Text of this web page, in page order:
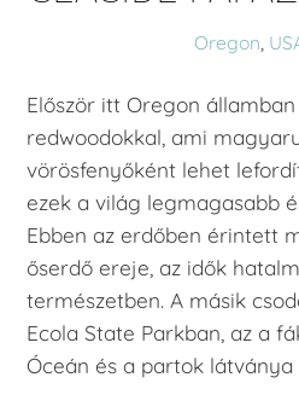
Oregon
Először itt Oregon
redwoodokkal, ami
vörösfenyőként lehet
ezek a világ legmagasabb
Ebben az erdőben érintett
őserdő ereje, az idők
természetben. A másik
Ecola State Parkban, az a
Óceán és a partok